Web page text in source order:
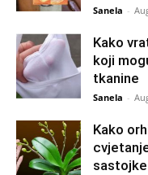
Sanela -
Kako
koji
tkanine
Sanela -
Kako
sastojke